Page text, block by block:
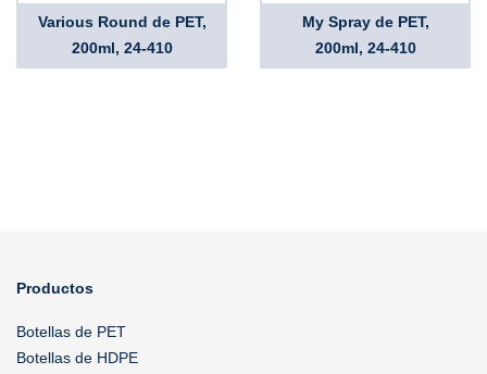
Various Round de PET,
200ml, 24-410
My Spray de PET,
200ml, 24-410
Productos
Botellas de PET
Botellas de HDPE